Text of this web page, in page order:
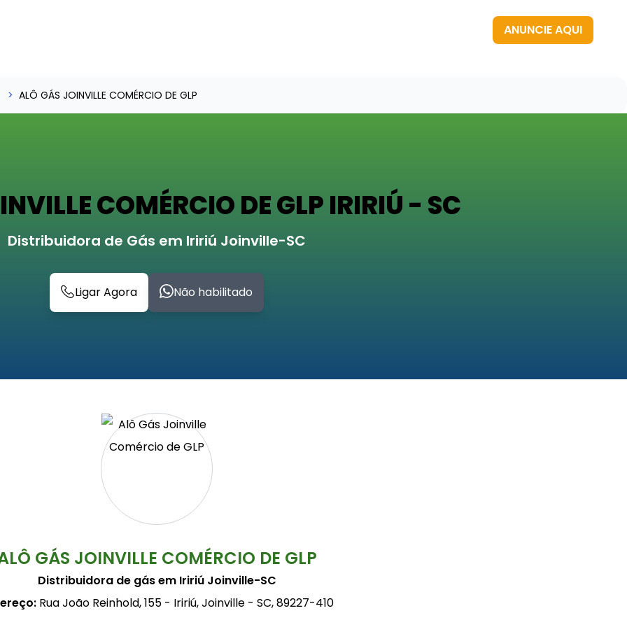
ANUNCIE AQUI
ALÔ GÁS JOINVILLE COMÉRCIO DE GLP
COMÉRCIO DE GLP IRIRIÚ - SC
Distribuidora de Gás em Iririú Joinville-SC
Ligar Agora Não habilitado
GÁS JOINVILLE COMÉRCIO DE GLP
Distribuidora de gás em Iririú Joinville-SC
Rua João Reinhold, 155 - Iririú, Joinville - SC, 89227-410